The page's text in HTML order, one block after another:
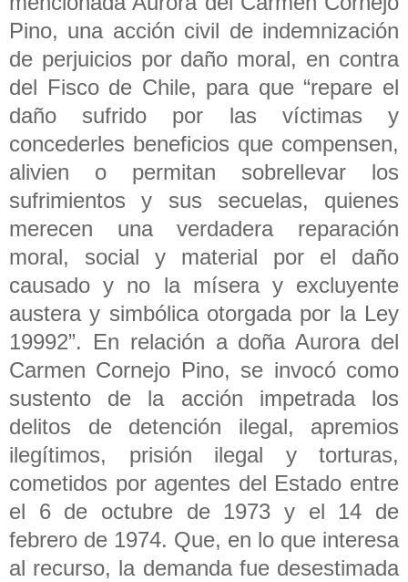
Pino, una acción civil de indemnización
de perjuicios por daño moral, en contra
del Fisco de Chile, para que “repare el
daño sufrido por las víctimas y
concederles beneficios que compensen,
alivien o permitan sobrellevar los
sufrimientos y sus secuelas, quienes
merecen una verdadera reparación
moral, social y material por el daño
causado y no la mísera y excluyente
austera y simbólica otorgada por la Ley
19992”. En relación a doña Aurora del
Carmen Cornejo Pino, se invocó como
sustento de la acción impetrada los
delitos de detención ilegal, apremios
ilegítimos, prisión ilegal y torturas,
cometidos por agentes del Estado entre
el 6 de octubre de 1973 y el 14 de
febrero de 1974. Que, en lo que interesa
al recurso, la demanda fue desestimada